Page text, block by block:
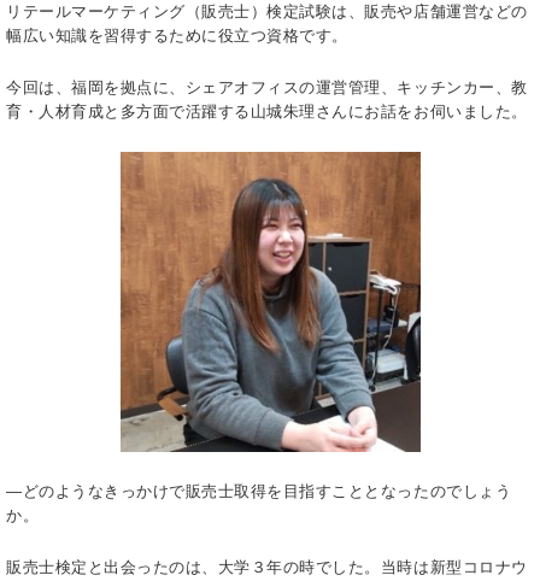
リテールマーケティング（販売士）検定試験は、販売や店舗運営などの
幅広い知識を習得するために役立つ資格です。
今回は、福岡を拠点に、シェアオフィスの運営管理、キッチンカー、教
育・人材育成と多方面で活躍する山城朱理さんにお話をお伺いました。
―どのようなきっかけで販売士取得を目指すこととなったのでしょう
か。
販売士検定と出会ったのは、大学３年の時でした。当時は新型コロナウ